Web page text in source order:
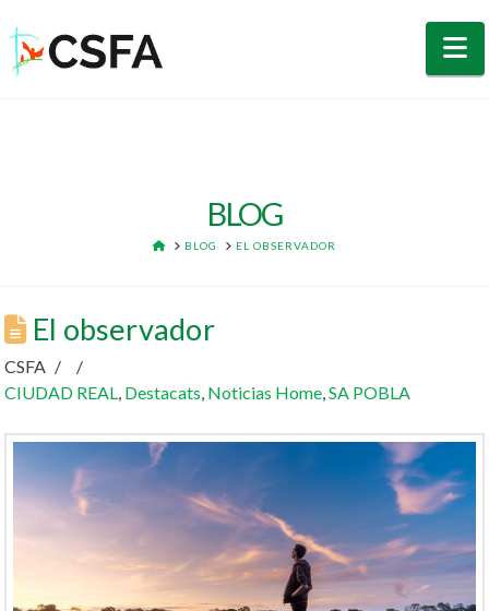
BLOG
HOME
BLOG EL OBSERVADOR
El observador
CSFA
CIUDAD REAL, Destacats, Noticias Home,SA POBLA